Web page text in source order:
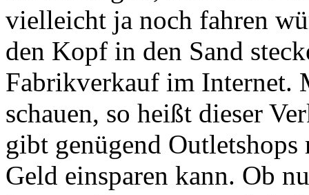
vielleicht ja noch fahren
den Kopf in den Sand
Fabrikverkauf im Internet.
schauen, so heißt dieser
gibt genügend
Geld einsparen kann. Ob